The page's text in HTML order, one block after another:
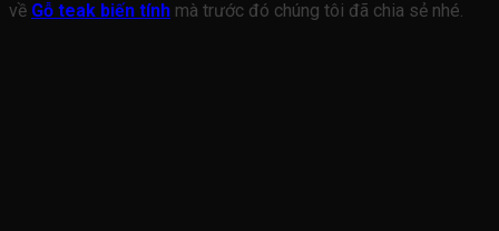
về Gỗ teak biến tính mà trước đó chúng tôi đã chia sẻ nhé.